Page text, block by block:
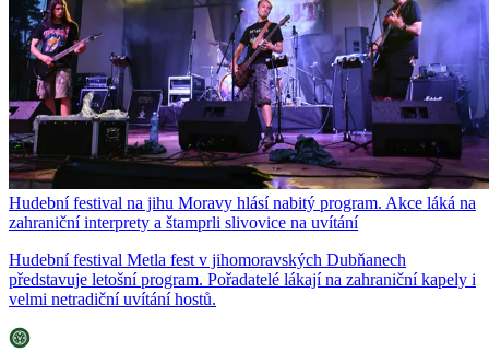
Hudební festival na jihu Moravy hlásí nabitý program. Akce láká na
zahraniční interprety a štamprli slivovice na uvítání
Hudební festival Metla fest v jihomoravských Dubňanech
představuje letošní program. Pořadatelé lákají na zahraniční kapely i
velmi netradiční uvítání hostů.